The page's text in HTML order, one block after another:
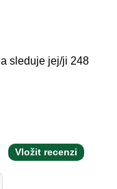
a sleduje jej/ji 248
Vložit recenzi